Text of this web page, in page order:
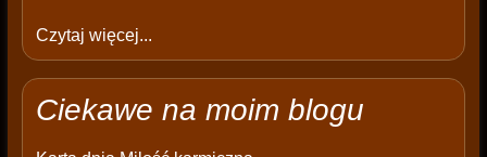
Czytaj więcej...
Ciekawe na moim blogu